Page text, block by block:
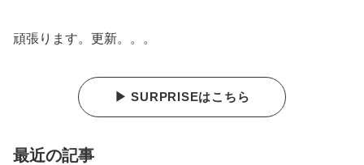
頑張ります。更新。。。
▶ SURPRISEはこちら
最近の記事